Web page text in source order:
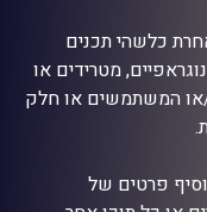
כלשהי תכנים
מטרידים או
או המשתמשים או חלק
פרטים של